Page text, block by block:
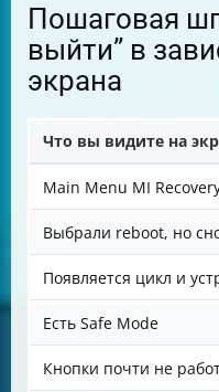
Пошаговая
выйти” в
экрана
Что вы видите на
Main Menu MI
Выбрали reboot, но
Появляется цикл и
Есть Safe Mode
Кнопки почти не